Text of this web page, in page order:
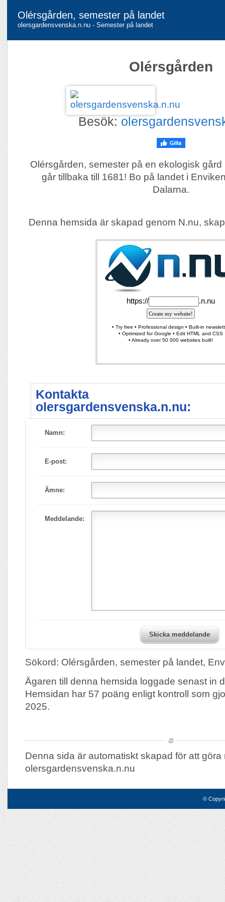
Olérsgården, semester på landet
olersgardensvenska.n.nu - Semester på landet
Olérsgården
Besök:
Olérsgården, semester på en ekologisk
går tillbaka till 1681! Bo på landet i
Dalarna.
Denna hemsida är skapad genom N.nu,
Kontakta
olersgardensvenska.n.nu:
Namn:
E-post:
Ämne:
Meddelande:
Skicka meddelande
Sökord: Olérsgården, semester på landet,
Ägaren till denna hemsida loggade senast in
Hemsidan har 57 poäng enligt kontroll som
2025.
Denna sida är automatiskt skapad för att göra
olersgardensvenska.n.nu
©